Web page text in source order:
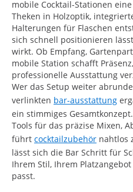
mobile Cocktail-Stationen
Theken in Holzoptik,
Halterungen für Flaschen
sich schnell positionieren
wirkt. Ob Empfang,
mobile Station schafft
professionelle Ausstattung
Wer das Setup weiter
verlinkten bar-ausstattung
ein stimmiges
Tools für das präzise Mixen,
führt cocktailzubehör nahtlos
lässt sich die Bar Schritt für
Ihrem Stil, Ihrem
passt.